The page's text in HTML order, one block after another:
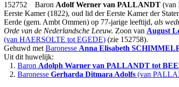
152752 Baron Adolf Werner van PALLANDT (van
Eerste Kamer (1822), oud lid der Eerste Kamer der
Eerde (gem. Ambt Ommen) op 77-jarige leeftijd, als
Orde van de Nederlandsche Leeuw. Zoon van August
(van HAERSOLTE tot EGEDE) (zie 152758).
Gehuwd met Baronesse Anna Elisabeth
Uit dit huwelijk:
1. Baron Adolph Warner van PALLANDT tot
2. Baronesse Gerharda Ditmara Adolfs (van